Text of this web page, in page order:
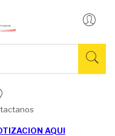
AQUI